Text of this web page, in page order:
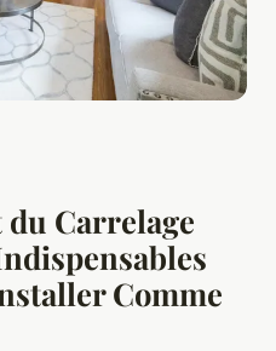
du Carrelage
Comme